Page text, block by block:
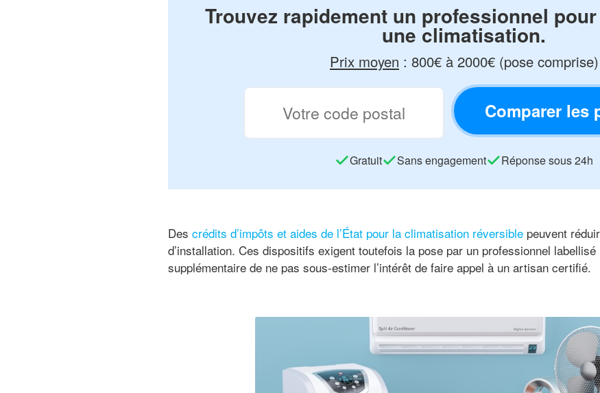
Trouvez rapidement un professionnel
une climatisation.
Prix moyen : 800€ à 2000€ (pose comprise)
Comparer les
Gratuit Sans engagement Réponse sous 24h
Des crédits d’impôts et aides de l’État pour la climatisation réversiblepeuvent
d’installation. Ces dispositifs exigent toutefois la pose par un professionnel
supplémentaire de ne pas sous-estimer l’intérêt de faire appel à un artisan certifié.